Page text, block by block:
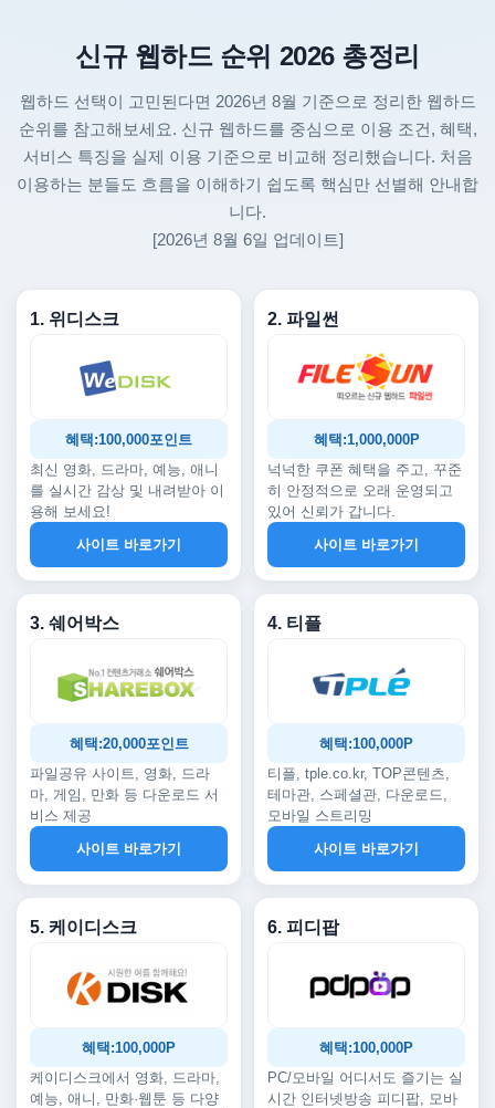
신규 웹하드 순위 2026 총정리
웹하드 선택이 고민된다면 2026년 8월 기준으로 정리한 웹하드
순위를 참고해보세요. 신규 웹하드를 중심으로 이용 조건, 혜택,
서비스 특징을 실제 이용 기준으로 비교해 정리했습니다. 처음
이용하는 분들도 흐름을 이해하기 쉽도록 핵심만 선별해 안내합
니다.
[2026년 8월 6일 업데이트]
1. 위디스크
혜택:100,000포인트
최신 영화, 드라마, 예능, 애니
를 실시간 감상 및 내려받아 이
용해 보세요!
사이트 바로가기
2. 파일썬
혜택:1,000,000P
넉넉한 쿠폰 혜택을 주고, 꾸준
히 안정적으로 오래 운영되고
있어 신뢰가 갑니다.
사이트 바로가기
3. 쉐어박스
혜택:20,000포인트
파일공유 사이트, 영화, 드라
마, 게임, 만화 등 다운로드 서
비스 제공
사이트 바로가기
4. 티플
혜택:100,000P
티플, tple.co.kr, TOP콘텐츠,
테마관, 스페셜관, 다운로드,
모바일 스트리밍
사이트 바로가기
5. 케이디스크
혜택:100,000P
케이디스크에서 영화, 드라마,
예능, 애니, 만화·웹툰 등 다양
6. 피디팝
혜택:100,000P
PC/모바일 어디서도 즐기는 실
시간 인터넷방송 피디팝, 모바